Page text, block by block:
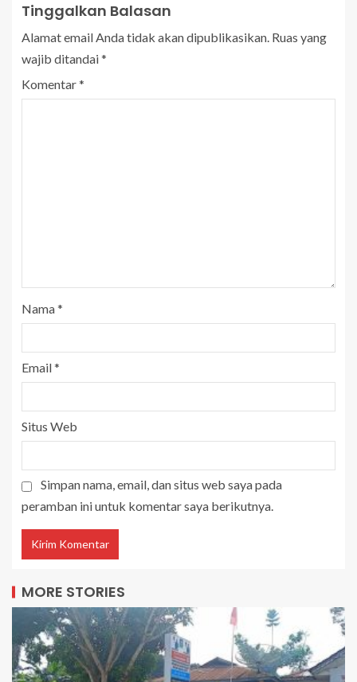
Tinggalkan Balasan
Alamat email Anda tidak akan dipublikasikan. Ruas yang
wajib ditandai*
Komentar*
Nama*
Email*
Situs Web
Simpan nama, email, dan situs web saya pada
peramban ini untuk komentar saya berikutnya.
MORE STORIES